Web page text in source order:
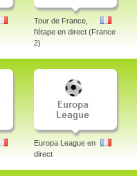
Tour de France,
l'étape en direct (France
2)
Europa League en
direct